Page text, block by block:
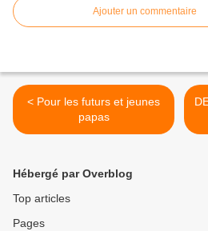
Ajouter un commentaire
< Pour les futurs et jeunes
papas
Hébergé par Overblog
Top articles
Pages